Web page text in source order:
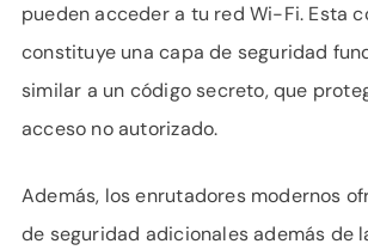
pueden acceder a tu red Wi-Fi. Esta
constituye una capa de seguridad
similar a un código secreto, que
acceso no autorizado.
Además, los enrutadores modernos
de seguridad adicionales además de